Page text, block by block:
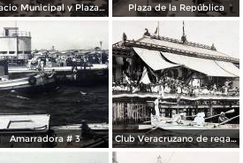
Palacio Municipal y Plaza de Armas Plaza de la República
Amarradora # 3 Club Veracruzano de regatas.